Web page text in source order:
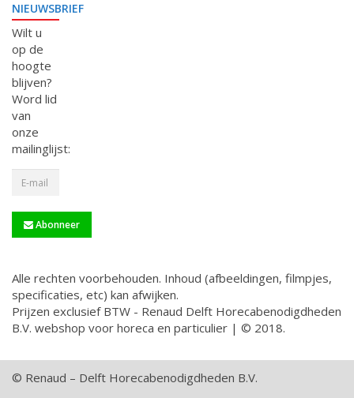
NIEUWSBRIEF
Wilt u
op de
hoogte
blijven?
Word lid
van
onze
mailinglijst:
Abonneer
Alle rechten voorbehouden. Inhoud (afbeeldingen, filmpjes,
specificaties, etc) kan afwijken.
Prijzen exclusief BTW - Renaud Delft Horecabenodigdheden
B.V. webshop voor horeca en particulier | © 2018.
© Renaud – Delft Horecabenodigdheden B.V.